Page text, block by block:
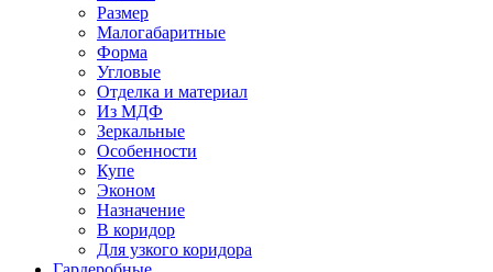
Размер
Малогабаритные
Форма
Угловые
Отделка и материал
Из МДФ
Зеркальные
Особенности
Купе
Эконом
Назначение
В коридор
Для узкого коридора